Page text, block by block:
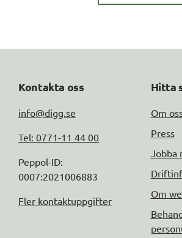
Kontakta oss
info@digg.se
Tel: 0771-11 44 00
Peppol-ID:
0007:2021006883
Fler kontaktuppgifter
Hitta
Om
Press
Jobba
Om